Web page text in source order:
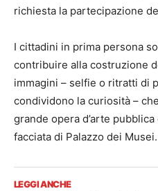
richiesta la partecipazione
I cittadini in prima persona
contribuire alla costruzione
immagini – selfie o ritratti di
condividono la curiosità –
grande opera d’arte
facciata di Palazzo dei Musei.
LEGGI ANCHE